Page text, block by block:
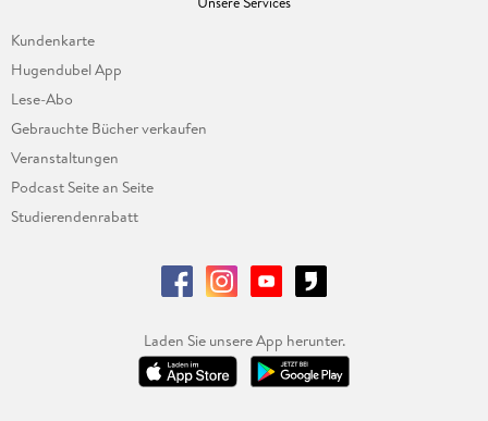
Kundenkarte
Hugendubel App
Lese-Abo
Gebrauchte Bücher verkaufen
Veranstaltungen
Podcast Seite an Seite
Studierendenrabatt
Laden Sie unsere App herunter.